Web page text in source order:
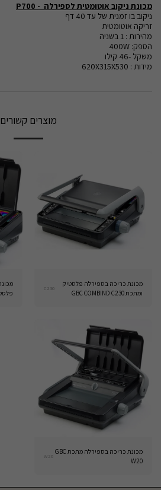
מכונת ניקוב אוטומטית לספירלה - P700
ניקוב בו זמנית של עד 40 דף
זריקה אוטומטית
מהירות : 1 בשניה
הספק: 400W
משקל -46 קילו
מידות : 620X315X530
מוצרים קשורים
מכונת כריכה בספירלה פלסטיק
ומתכת GBC COMBIND C230
C230
מכונת כריכה בספירלה מתכת GBC
W20
W20